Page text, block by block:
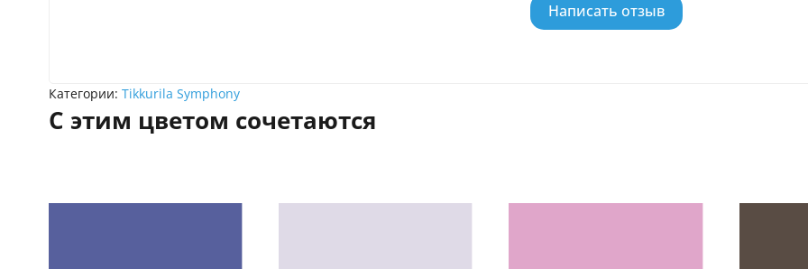
Написать отзыв
Категории: Tikkurila Symphony
С этим цветом сочетаются